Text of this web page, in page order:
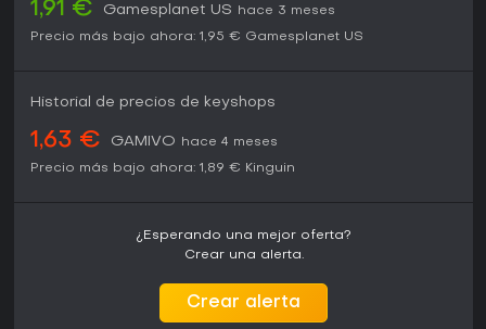
1,91 € Gamesplanet US
hace 3 meses
Precio más bajo ahora: 1,95 € Gamesplanet US
Historial de precios de keyshops
1,63 € GAMIVO
hace 4 meses
Precio más bajo ahora: 1,89 € Kinguin
¿Esperando una mejor oferta?
Crear una alerta.
Crear alerta